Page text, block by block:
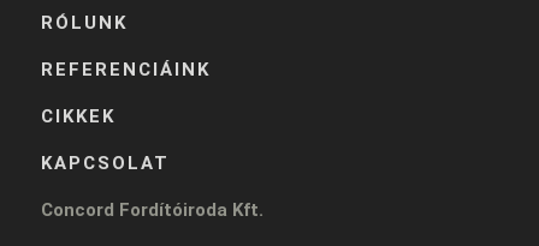
RÓLUNK
REFERENCIÁINK
CIKKEK
KAPCSOLAT
Concord Fordítóiroda Kft.